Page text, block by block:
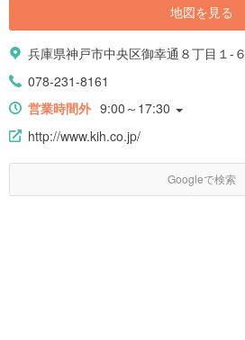
地図を見る
兵庫県神戸市中央区御幸通８丁目１-６
078-231-8161
営業時間外 9:00～17:30
http://www.kih.co.jp/
Googleで検索